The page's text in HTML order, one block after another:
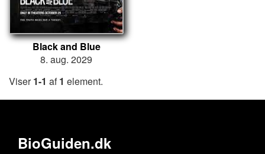
Black and Blue
8. aug. 2029
Viser1-1 af1 element.
BioGuiden.dk